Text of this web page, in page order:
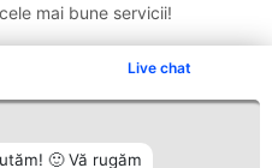
Live chat
🙂 Vă rugăm
mai bune servicii!